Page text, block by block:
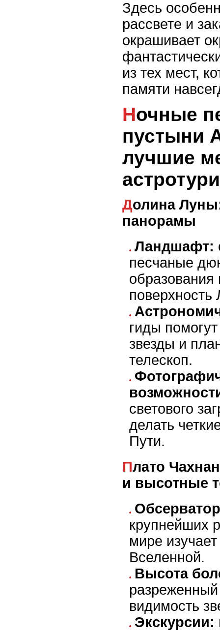
Здесь
рассвете и
окрашивает
из тех мест,
памяти
Ночные пейзажи
пустыни
лучшие
Долина Луны: завораживающие
панорамы
Ландшафт:
песчаные
поверхность
гиды
звезды и
телескоп.
светового
делать
Пути.
Плато Чахнантор: обсерватории
и высотные
крупнейших
мире
Вселенной.
Высота
видимость
Экскурсии: